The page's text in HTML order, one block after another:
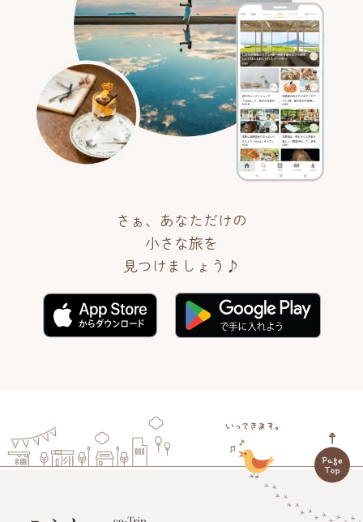
さぁ、あなただけの
小さな旅を
見つけましょう♪